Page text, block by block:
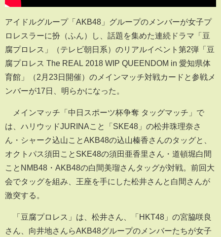
アイドルグループ「AKB48」グループのメンバーが女子プ
ロレスラーに扮（ふん）し、話題を集めた連続ドラマ「豆
腐プロレス」（テレビ朝日系）のリアルイベント第2弾「豆
腐プロレス The REAL 2018 WIP QUEENDOM in 愛知県体
育館」（2月23日開催）のメインマッチ対戦カードと参戦メ
ンバーが17日、明らかになった。
メインマッチ「中日スポーツ杯争奪 タッグマッチ」で
は、ハリウッドJURINAこと「SKE48」の松井珠理奈さ
ん・シャーク込山ことAKB48の込山榛香さんのタッグと、
オクトパス須田ことSKE48の須田亜香里さん・道頓堀白間
ことNMB48・AKB48の白間美瑠さんタッグが対戦。前回大
会でタッグを組み、王座を手にした松井さんと白間さんが
激突する。
「豆腐プロレス」は、松井さん、「HKT48」の宮脇咲良
さん、向井地さんらAKB48グループのメンバーたちが女子